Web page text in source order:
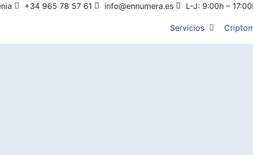
+34 965 78 57 61 info@ennumera.es L-J: 9:00h –
Servicios